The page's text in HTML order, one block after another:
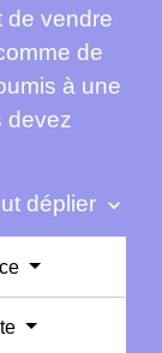
de vendre
de
à une
devez
déplier keyboard_arrow_down